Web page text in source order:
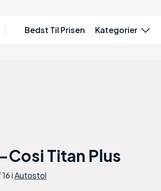
Bedst Til Prisen Kategorier
Cosi Titan Plus
iAutostol